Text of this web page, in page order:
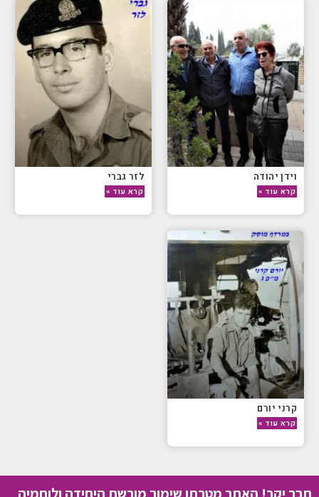
וידן יהודה
קרא עוד »
לזר גברי
קרא עוד »
קרני יורם
קרא עוד »
חבר יקר! האתר מטרתו שימור מורשת היחידה ולוחמיה